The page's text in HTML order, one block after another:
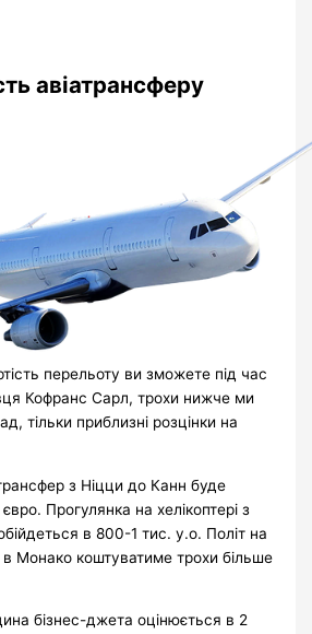
авіатрансферу
перельоту ви зможете під час
Кофранс Сарл, трохи нижче ми
тільки приблизні розцінки на
з Ніцци до Канн буде
Прогулянка на хелікоптері з
в 800-1 тис. у.о. Політ на
в Монако коштуватиме трохи більше
бізнес-джета оцінюється в 2